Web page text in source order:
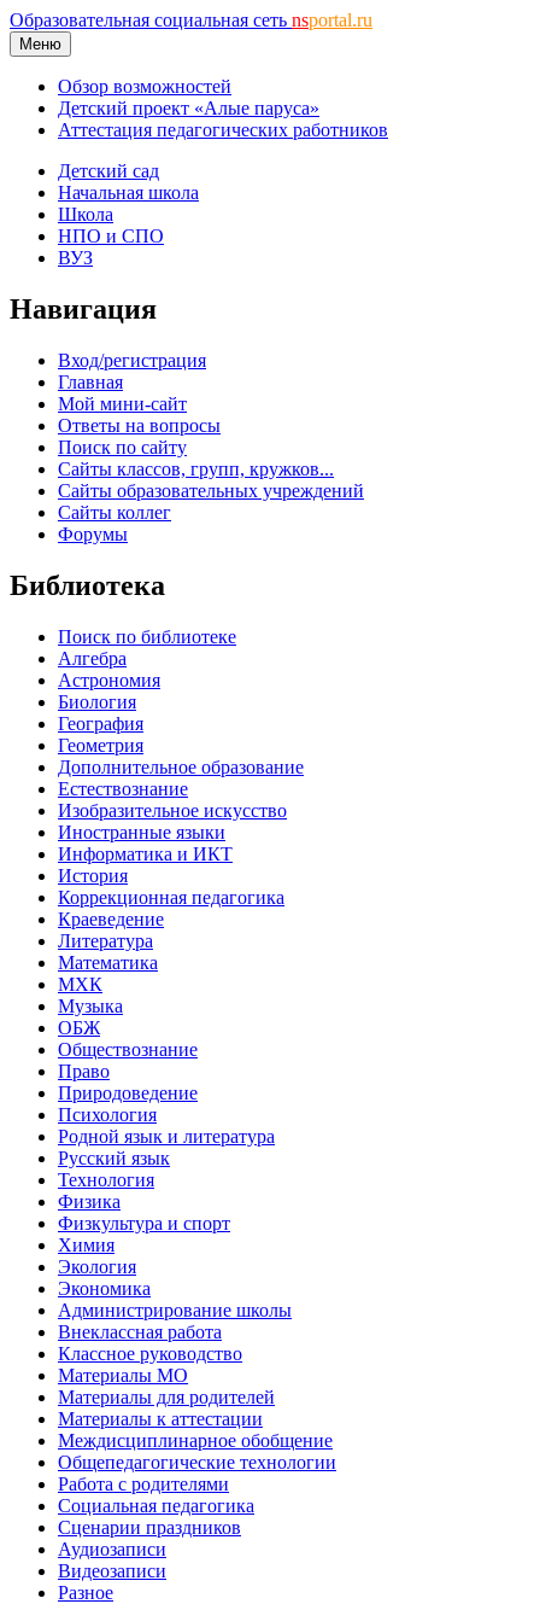
Образовательная социальная сеть nsportal.ru
Меню
Обзор возможностей
Детский проект «Алые паруса»
Аттестация педагогических работников
Детский сад
Начальная школа
Школа
НПО и СПО
ВУЗ
Навигация
Вход/регистрация
Главная
Мой мини-сайт
Ответы на вопросы
Поиск по сайту
Сайты классов, групп, кружков...
Сайты образовательных учреждений
Сайты коллег
Форумы
Библиотека
Поиск по библиотеке
Алгебра
Астрономия
Биология
География
Геометрия
Дополнительное образование
Естествознание
Изобразительное искусство
Иностранные языки
Информатика и ИКТ
История
Коррекционная педагогика
Краеведение
Литература
Математика
МХК
Музыка
ОБЖ
Обществознание
Право
Природоведение
Психология
Родной язык и литература
Русский язык
Технология
Физика
Физкультура и спорт
Химия
Экология
Экономика
Администрирование школы
Внеклассная работа
Классное руководство
Материалы МО
Материалы для родителей
Материалы к аттестации
Междисциплинарное обобщение
Общепедагогические технологии
Работа с родителями
Социальная педагогика
Сценарии праздников
Аудиозаписи
Видеозаписи
Разное